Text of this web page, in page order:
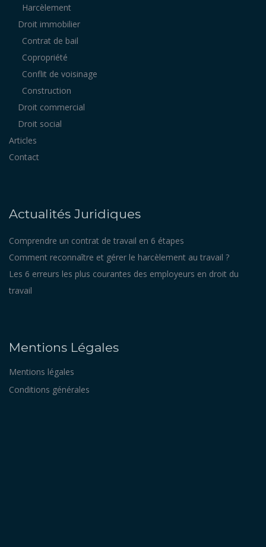
Harcèlement
Droit immobilier
Contrat de bail
Copropriété
Conflit de voisinage
Construction
Droit commercial
Droit social
Articles
Contact
Actualités Juridiques
Comprendre un contrat de travail en 6 étapes
Comment reconnaître et gérer le harcèlement au travail ?
Les 6 erreurs les plus courantes des employeurs en droit du
travail
Mentions Légales
Mentions légales
Conditions générales